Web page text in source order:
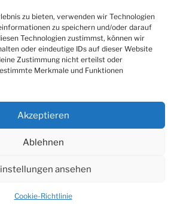
zu bieten, verwenden wir Technologien
zu speichern und/oder darauf
Technologien zustimmst, können wir
oder eindeutige IDs auf dieser Website
Zustimmung nicht erteilst oder
Merkmale und Funktionen
Akzeptieren
Ablehnen
ansehen
Cookie-Richtlinie